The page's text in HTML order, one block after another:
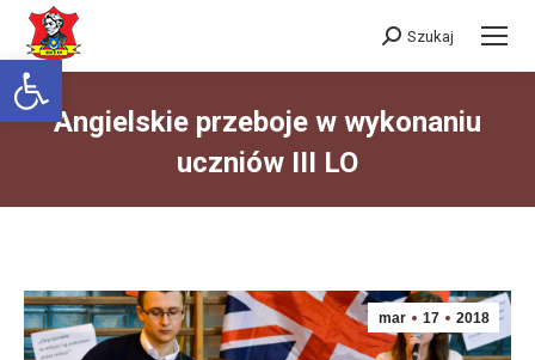
Otwórz pasek narzędzi
Szukaj:
Szukaj
Angielskie przeboje w wykonaniu
uczniów III LO
mar 17 2018